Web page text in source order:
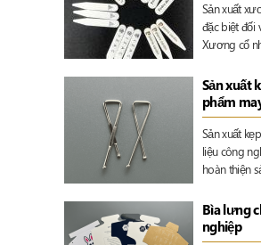
Sản xuất
đặc biệt đối
Xương cổ
Sản xuất
phẩm
Sản xuất
liệu công
hoàn thiện
Bìa lưng
nghiệp